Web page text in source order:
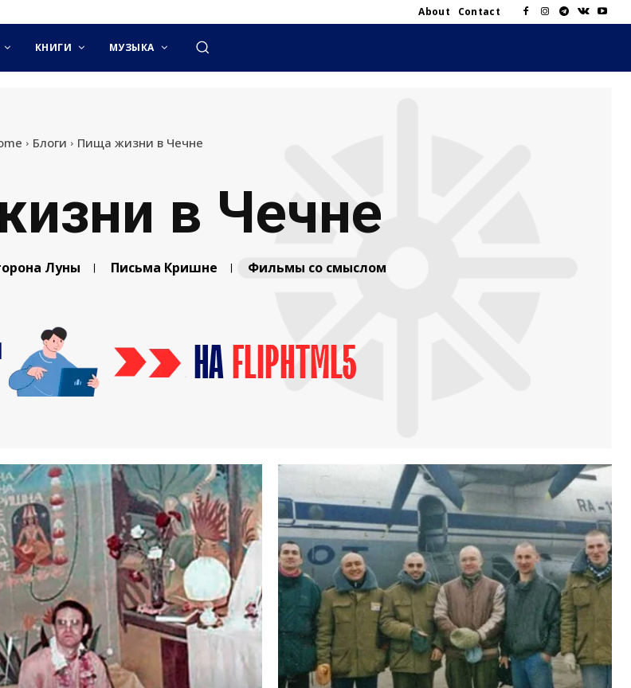
About Contact
КНИГИ МУЗЫКА
Блоги Пища жизни в Чечне
в Чечне
Луны Письма Кришне Фильмы со смыслом